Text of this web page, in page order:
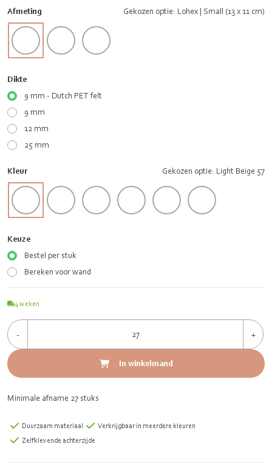
Afmeting Gekozen optie: Lohex | Small (13 x 11 cm)
Dikte
9 mm - Dutch PET felt
9 mm
12 mm
25 mm
Kleur Gekozen optie: Light Beige 57
Keuze
Bestel per stuk
Bereken voor wand
4weken
- +
In winkelmand
Minimale afname 27 stuks
Duurzaam materiaal
Verkrijgbaar in meerdere kleuren
Zelfklevende achterzijde